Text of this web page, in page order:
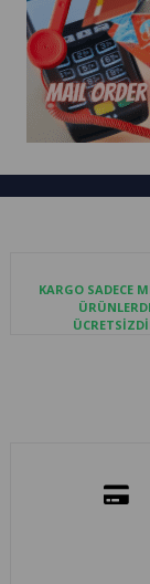
KARGO SADECE